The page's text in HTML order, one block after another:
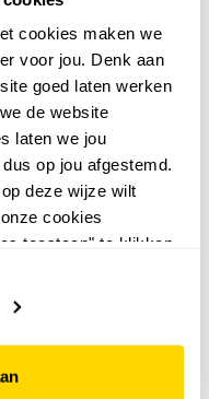
cookies maken we
voor jou. Denk aan
goed laten werken
de website
laten we jou
op jou afgestemd.
deze wijze wilt
cookies
toestaan" te klikken.